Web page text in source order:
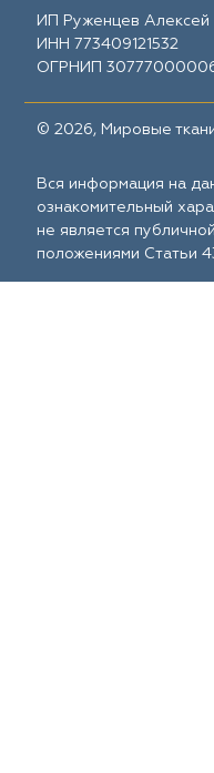
ИП Руженцев Алексей
ИНН 773409121532
ОГРНИП
© 2026, Мировые
Вся информация на
ознакомительный
не является
положениями Статьи